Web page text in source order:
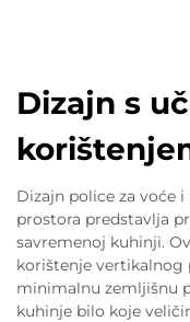
Dizajn s
Dizajn police za voće
prostora predstavlja
savremenoj kuhinji.
korištenje vertikalnog
minimalnu zemljišnu
kuhinje bilo koje